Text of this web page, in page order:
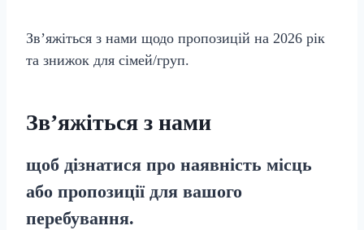
Зв’яжіться з нами щодо пропозицій на 2026 рік
та знижок для сімей/груп.
Зв’яжіться з нами
щоб дізнатися про наявність місць
або пропозиції для вашого
перебування.